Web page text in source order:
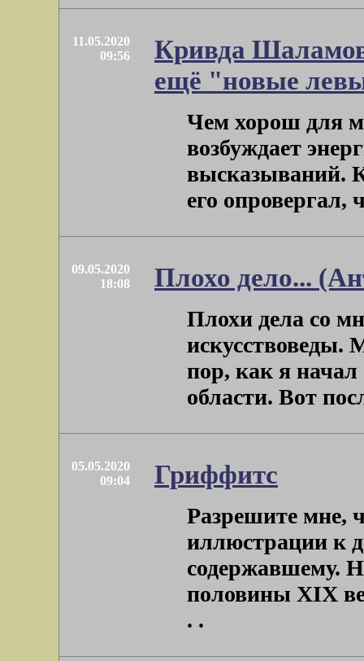
11.05.2020
09:56
Кривда
ещё "новые
Чем хорош для
возбуждает
высказываний.
его опровергал,
09.05.2020
18:08
Плохо дело...
Плохи дела со
искусствоведы.
пор, как я начал
области. Вот
05.05.2020
09:04
Гриффитс
Разрешите мне,
иллюстрации к
содержавшему.
половины XIX
. .